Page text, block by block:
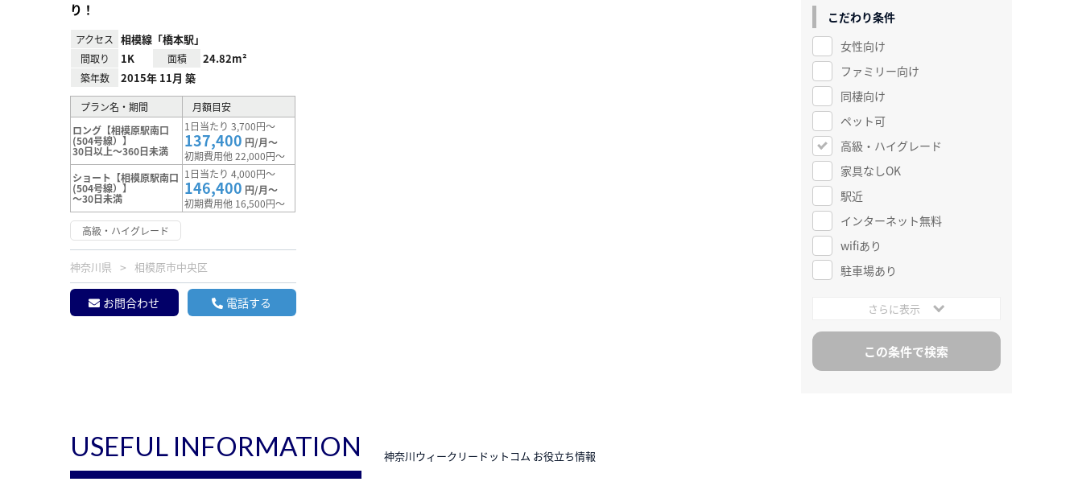
り！
アクセス 相模線「橋本駅」
間取り 1K 面積 24.82m²
築年数 2015年 11月 築
プラン名・期間
月額目安
ロング【相模原駅南口
(504号線）】
30日以上～360日未満
1日当たり 3,700円～
137,400 円/月～
初期費用他 22,000円～
ショート【相模原駅南口
(504号線）】
～30日未満
1日当たり 4,000円～
146,400 円/月～
初期費用他 16,500円～
高級・ハイグレード
神奈川県 相模原市中央区
お問合わせ 電話する
こだわり条件
女性向け
ファミリー向け
同棲向け
ペット可
高級・ハイグレード
家具なしOK
駅近
インターネット無料
wifiあり
駐車場あり
さらに表示
USEFUL INFORMATION 神奈川ウィークリードットコム お役立ち情報